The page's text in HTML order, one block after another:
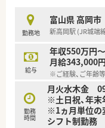
【勤務実態について】
■勤務時間は8時
環境です。
■土曜日は午前中
す。
■日祝日は固定で
制です。
【想定される業務
■小児在宅が中心
勤務地
富山県 高岡市
新高岡駅 (JR城端
給与
年収550万円
月給343,000
※ご経験、ご年齢
勤務
時間
月火水木金 09
※土日祝、年
※1ヵ月単位の
シフト制勤務